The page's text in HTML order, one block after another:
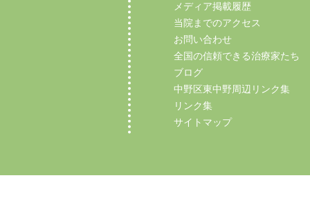
メディア掲載履歴
当院までのアクセス
お問い合わせ
全国の信頼できる治療家たち
ブログ
中野区東中野周辺リンク集
リンク集
サイトマップ